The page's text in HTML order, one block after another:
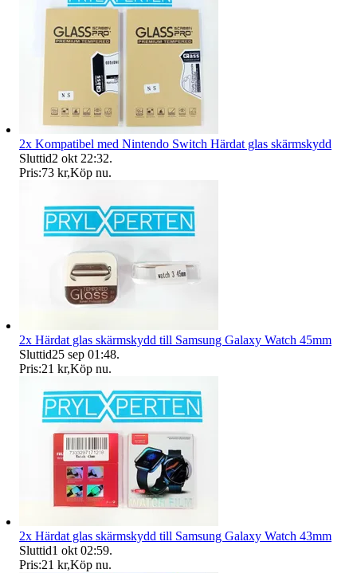
2x Kompatibel med Nintendo Switch Härdat glas skärmskydd
Sluttid2 okt 22:32.
Pris:73 kr,Köp nu.
2x Härdat glas skärmskydd till Samsung Galaxy Watch 45mm
Sluttid25 sep 01:48.
Pris:21 kr,Köp nu.
2x Härdat glas skärmskydd till Samsung Galaxy Watch 43mm
Sluttid1 okt 02:59.
Pris:21 kr,Köp nu.